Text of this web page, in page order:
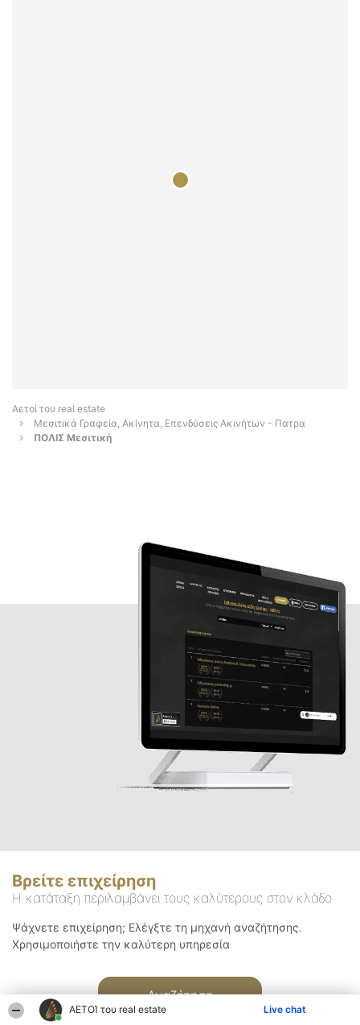
ΑΕΤΟΊ του real estate Live chat
Αετοί του real estate
Μεσιτικά Γραφεία, Ακίνητα, Επενδύσεις Ακινήτων - Πατρα
ΠΟΛΙΣ Μεσιτική
Βρείτε επιχείρηση
Η κατάταξη περιλαμβάνει τους καλύτερους στον κλάδο
Ψάχνετε επιχείρηση; Ελέγξτε τη μηχανή αναζήτησης.
Χρησιμοποιήστε την καλύτερη υπηρεσία
Αναζήτηση